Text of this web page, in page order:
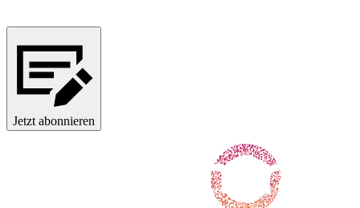
Jetzt abonnieren